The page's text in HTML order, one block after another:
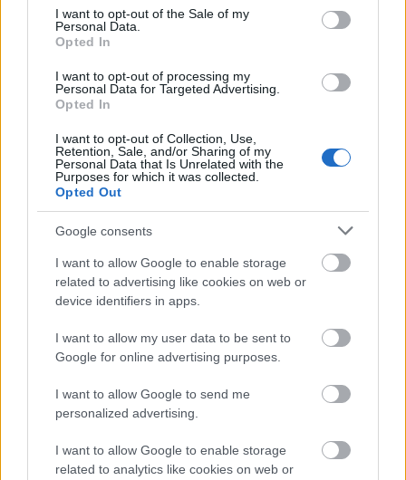
consent section.
I want to opt-out of the Sale of my
Personal Data.
Opted In
I want to opt-out of processing my
Personal Data for Targeted Advertising.
Opted In
I want to opt-out of Collection, Use,
Retention, Sale, and/or Sharing of my
Personal Data that Is Unrelated with the
Purposes for which it was collected.
Opted Out
Google consents
I want to allow Google to enable storage
related to advertising like cookies on web or
device identifiers in apps.
I want to allow my user data to be sent to
Google for online advertising purposes.
I want to allow Google to send me
personalized advertising.
I want to allow Google to enable storage
related to analytics like cookies on web or
Aktuális
Paks II.: Mit jelent az 5. blokk új
árnyékában?
Amire többmillióan vártunk: szombattól
másodfokúra csökken a riasztás
HIRDETÉS